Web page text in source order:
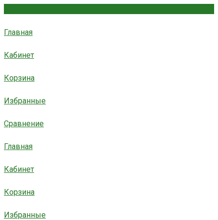
Главная
Кабинет
Корзина
Избранные
Сравнение
Главная
Кабинет
Корзина
Избранные